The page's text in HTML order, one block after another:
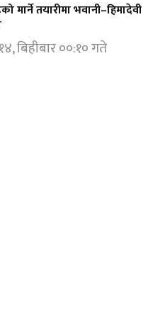
मार्ने तयारीमा भवानी–हिमादेवी
बिहीबार ००:१० गते